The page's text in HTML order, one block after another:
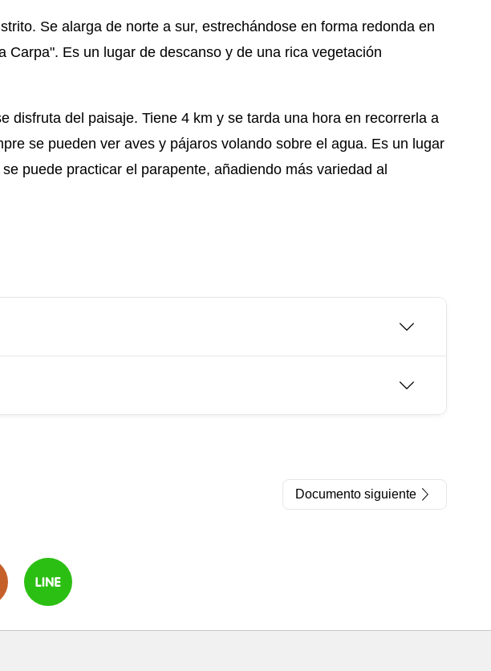
Se alarga de norte a sur, estrechándose en forma redonda en
Es un lugar de descanso y de una rica vegetación
disfruta del paisaje. Tiene 4 km y se tarda una hora en recorrerla a
se pueden ver aves y pájaros volando sobre el agua. Es un lugar
puede practicar el parapente, añadiendo más variedad al
Documento siguiente